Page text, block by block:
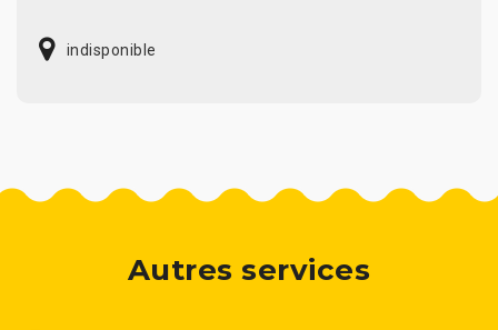
indisponible
Autres services